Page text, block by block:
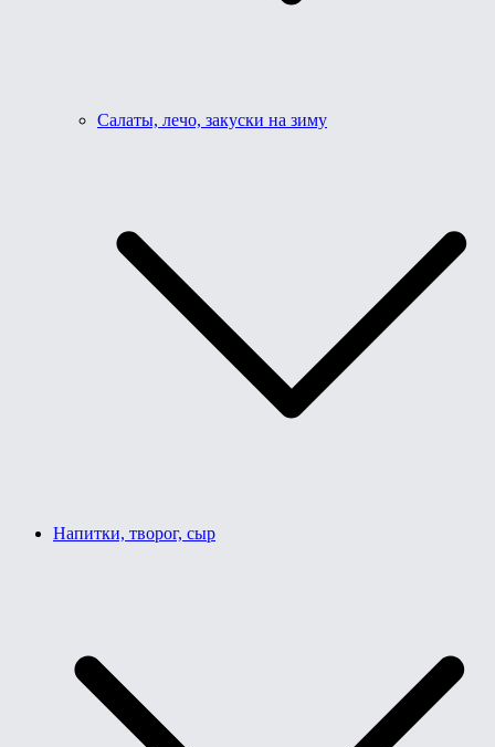
Салаты, лечо, закуски на зиму
Напитки, творог, сыр